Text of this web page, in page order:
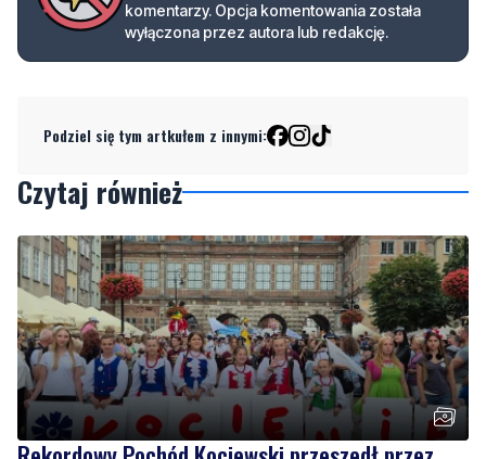
komentarzy. Opcja komentowania została
wyłączona przez autora lub redakcję.
Podziel się tym artkułem z innymi:
Czytaj również